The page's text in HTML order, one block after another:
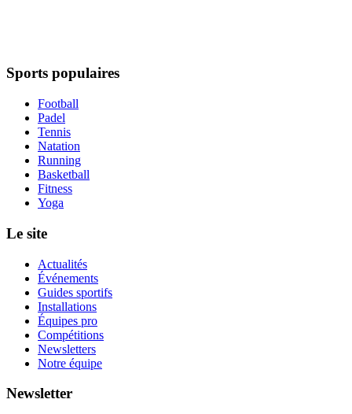
Sports populaires
Football
Padel
Tennis
Natation
Running
Basketball
Fitness
Yoga
Le site
Actualités
Événements
Guides sportifs
Installations
Équipes pro
Compétitions
Newsletters
Notre équipe
Newsletter